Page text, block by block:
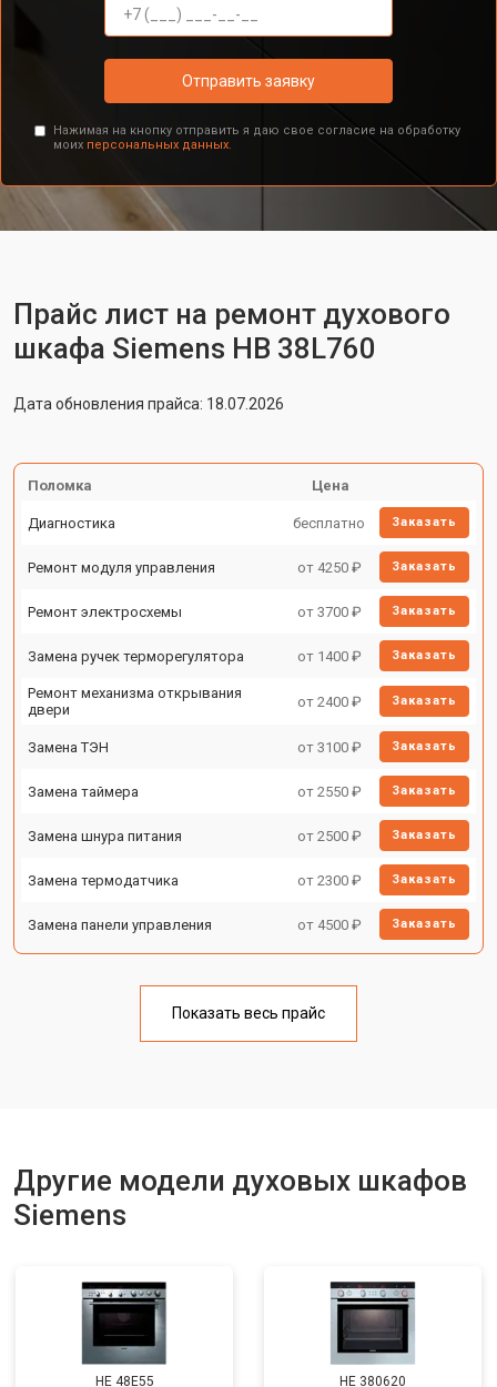
Отправить заявку
Нажимая на кнопку отправить я даю свое согласие на обработку
моих персональных данных.
Прайс лист на ремонт духового
шкафа Siemens HB 38L760
Дата обновления прайса: 18.07.2026
Поломка Цена
Диагностика бесплатно Заказать
Ремонт модуля управления от 4250 ₽ Заказать
Ремонт электросхемы от 3700 ₽ Заказать
Замена ручек терморегулятора от 1400 ₽ Заказать
Ремонт механизма открывания
двери
от 2400 ₽ Заказать
Замена ТЭН от 3100 ₽ Заказать
Замена таймера от 2550 ₽ Заказать
Замена шнура питания от 2500 ₽ Заказать
Замена термодатчика от 2300 ₽ Заказать
Замена панели управления от 4500 ₽ Заказать
Показать весь прайс
Другие модели духовых шкафов
Siemens
HE 48E55 HE 380620